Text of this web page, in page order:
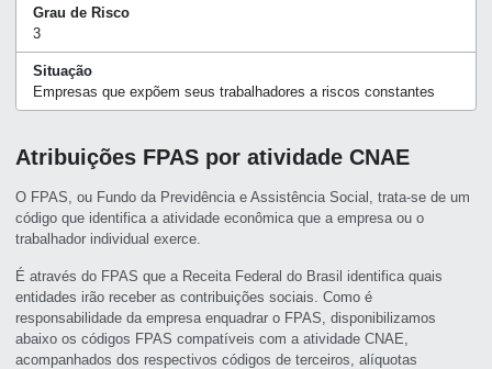
Grau de Risco
3
Situação
Empresas que expõem seus trabalhadores a riscos constantes
Atribuições FPAS por atividade CNAE
O FPAS, ou Fundo da Previdência e Assistência Social, trata-se de um
código que identifica a atividade econômica que a empresa ou o
trabalhador individual exerce.
É através do FPAS que a Receita Federal do Brasil identifica quais
entidades irão receber as contribuições sociais. Como é
responsabilidade da empresa enquadrar o FPAS, disponibilizamos
abaixo os códigos FPAS compatíveis com a atividade CNAE,
acompanhados dos respectivos códigos de terceiros, alíquotas